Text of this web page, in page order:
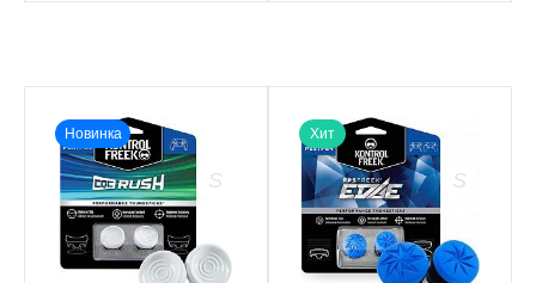
Новинка Хит